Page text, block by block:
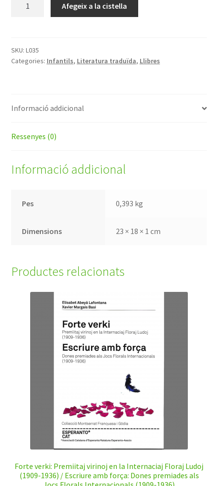
Princo
Afegeix a la cistella
SKU: L035
Categories: Infantils, Literatura traduïda, Llibres
Informació addicional
Ressenyes (0)
Informació addicional
Pes 0,393 kg
Dimensions 23 × 18 × 1 cm
Productes relacionats
Forte verki: Premiitaj virinoj en la Internaciaj Floraj Ludoj
(1909-1936) / Escriure amb força: Dones premiades als